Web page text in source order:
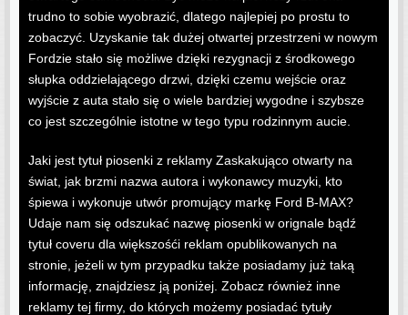
trudno to sobie wyobrazić, dlatego najlepiej po prostu to
zobaczyć. Uzyskanie tak dużej otwartej przestrzeni w nowym
Fordzie stało się możliwe dzięki rezygnacji z środkowego
słupka oddzielającego drzwi, dzięki czemu wejście oraz
wyjście z auta stało się o wiele bardziej wygodne i szybsze
co jest szczególnie istotne w tego typu rodzinnym aucie.
Jaki jest tytuł piosenki z reklamy Zaskakująco otwarty na
świat, jak brzmi nazwa autora i wykonawcy muzyki, kto
śpiewa i wykonuje utwór promujący markę Ford B-MAX?
Udaje nam się odszukać nazwę piosenki w orignale bądź
tytuł coveru dla większośći reklam opublikowanych na
stronie, jeżeli w tym przypadku także posiadamy już taką
informację, znajdziesz ją poniżej. Zobacz również inne
reklamy tej firmy, do których możemy posiadać tytuły